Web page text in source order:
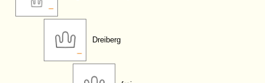
Dreiberg